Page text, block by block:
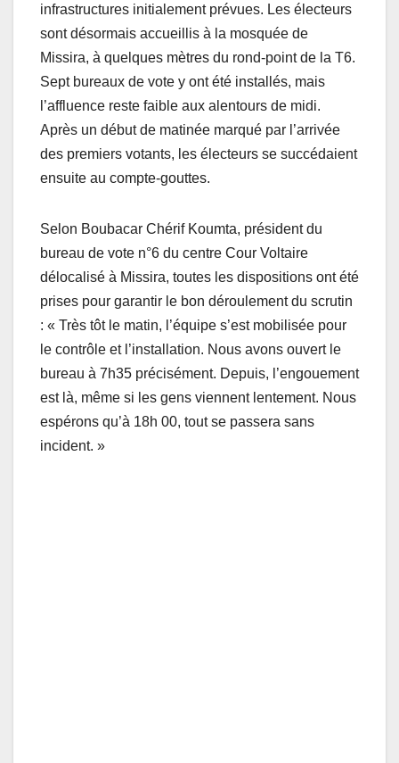
infrastructures initialement prévues. Les électeurs
sont désormais accueillis à la mosquée de
Missira, à quelques mètres du rond-point de la T6.
Sept bureaux de vote y ont été installés, mais
l’affluence reste faible aux alentours de midi.
Après un début de matinée marqué par l’arrivée
des premiers votants, les électeurs se succédaient
ensuite au compte-gouttes.
Selon Boubacar Chérif Koumta, président du
bureau de vote n°6 du centre Cour Voltaire
délocalisé à Missira, toutes les dispositions ont été
prises pour garantir le bon déroulement du scrutin
: « Très tôt le matin, l’équipe s’est mobilisée pour
le contrôle et l’installation. Nous avons ouvert le
bureau à 7h35 précisément. Depuis, l’engouement
est là, même si les gens viennent lentement. Nous
espérons qu’à 18h 00, tout se passera sans
incident. »